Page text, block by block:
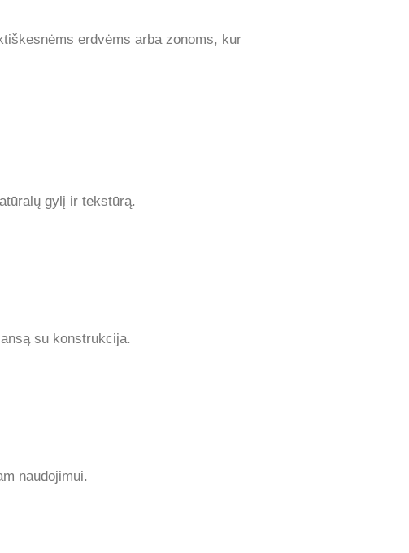
erdvėms arba zonoms, kur
gylį ir tekstūrą.
su konstrukcija.
naudojimui.